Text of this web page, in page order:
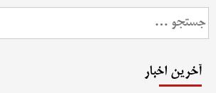
آخرین اخبار